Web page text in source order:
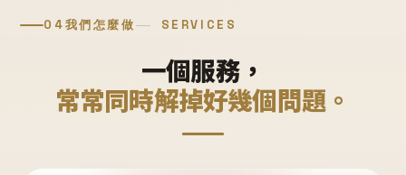
04我們怎麼做 SERVICES
一個服務，
常常同時解掉好幾個問題。